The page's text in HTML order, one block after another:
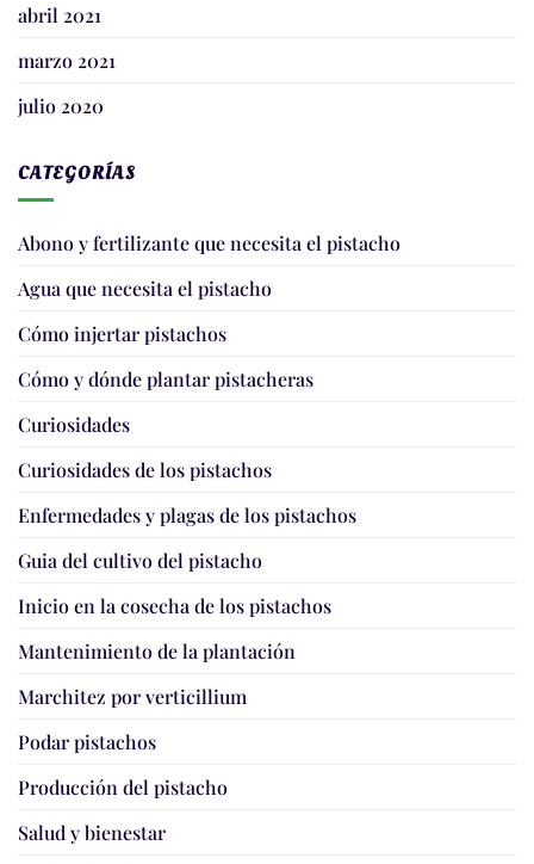
abril 2021
marzo 2021
julio 2020
CATEGORÍAS
Abono y fertilizante que necesita el pistacho
Agua que necesita el pistacho
Cómo injertar pistachos
Cómo y dónde plantar pistacheras
Curiosidades
Curiosidades de los pistachos
Enfermedades y plagas de los pistachos
Guia del cultivo del pistacho
Inicio en la cosecha de los pistachos
Mantenimiento de la plantación
Marchitez por verticillium
Podar pistachos
Producción del pistacho
Salud y bienestar